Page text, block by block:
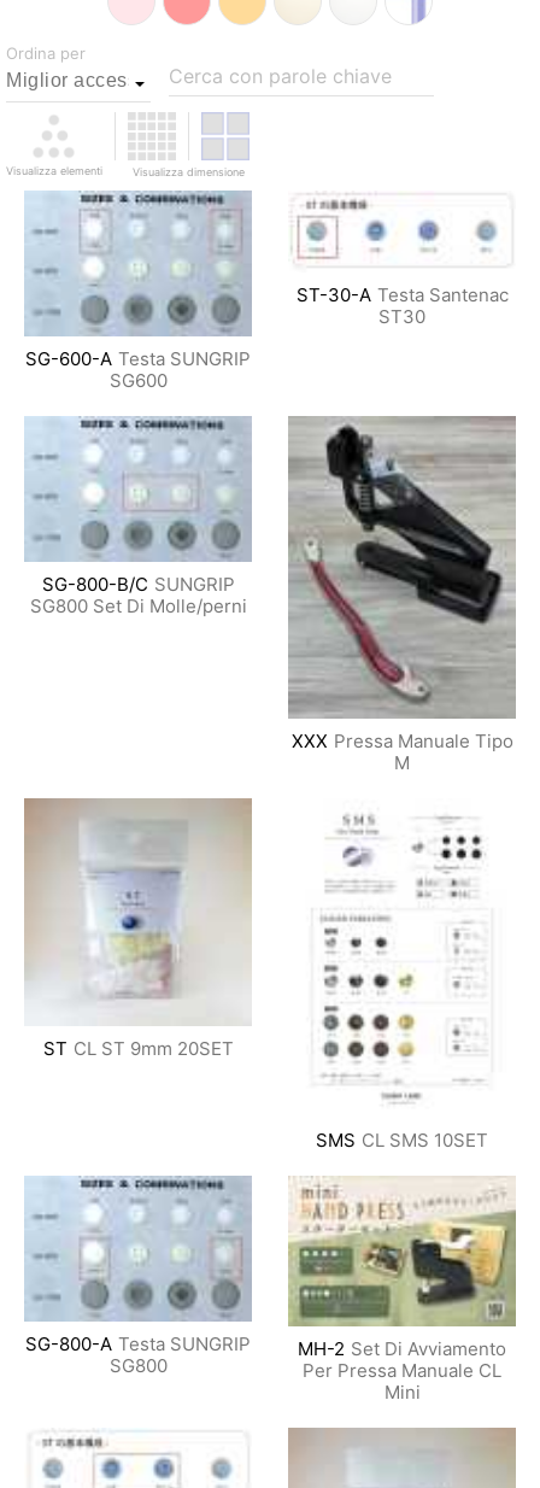
Ordina per
Cerca con parole chiave
Visualizza elementi Visualizza dimensione
SG-600-A Testa SUNGRIP
SG600
ST-30-A Testa Santenac
ST30
SG-800-B/C SUNGRIP
SG800 Set Di Molle/perni
XXX Pressa Manuale Tipo
M
ST CL ST 9mm 20SET
SMS CL SMS 10SET
SG-800-A Testa SUNGRIP
SG800
MH-2 Set Di Avviamento
Per Pressa Manuale CL
Mini